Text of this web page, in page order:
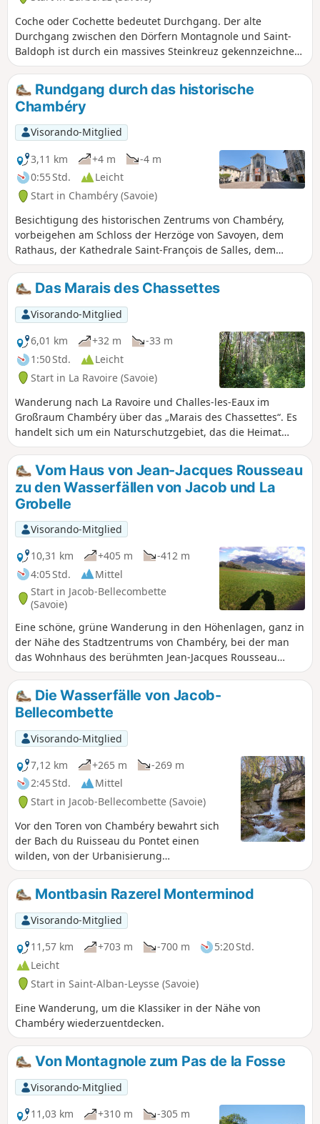
Coche oder Cochette bedeutet Durchgang. Der alte
Durchgang zwischen den Dörfern Montagnole und Saint-
Baldoph ist durch ein massives Steinkreuz gekennzeichnet.
Informationstafeln entlang des Weges. Panoramablick vom
Gipfel und beim Abstieg über den Grat.
Rundgang durch das historische
Chambéry
Visorando-Mitglied
3,11 km
+4 m
-4 m
0:55 Std.
Leicht
Start in Chambéry (Savoie)
Besichtigung des historischen Zentrums von Chambéry,
vorbeigehen am Schloss der Herzöge von Savoyen, dem
Rathaus, der Kathedrale Saint-François de Salles, dem
Museum der Schönen Künste ... und kleinen originellen
Fußgängerpassagen. Sehr angenehme Route.
Das Marais des Chassettes
Visorando-Mitglied
6,01 km
+32 m
-33 m
1:50 Std.
Leicht
Start in La Ravoire (Savoie)
Wanderung nach La Ravoire und Challes-les-Eaux im
Großraum Chambéry über das „Marais des Chassettes“. Es
handelt sich um ein Naturschutzgebiet, das die Heimat
zahlreicher lokaler Tier- und Pflanzenarten ist. Dort finden
Sie das Biotop wieder, das hier einst existierte: das der
Sumpfgebiete in den Talsohlen der Alpen. Es bietet sich
auch die Gelegenheit, das Freizeitzentrum von Challes-les-
Eaux sowie den Kirchhügel und den neuen Ortsteil von La
Ravoire zu erkunden.
Vom Haus von Jean-Jacques Rousseau
zu den Wasserfällen von Jacob und La
Grobelle
Visorando-Mitglied
10,31 km
+405 m
-412 m
4:05 Std.
Mittel
Start in Jacob-Bellecombette
(Savoie)
Eine schöne, grüne Wanderung in den Höhenlagen, ganz in
der Nähe des Stadtzentrums von Chambéry, bei der man
das Wohnhaus des berühmten Jean-Jacques Rousseau
besichtigen und die Wasserfälle des Bachs du Pontet
erkunden kann. Diese Wanderung führt durch die Gebiete
von Jacob-Bellecombette, Chambéry und Barberaz und
verläuft bis an die Grenze der Gemeinde Montagnole. Trotz
der Nähe zur Großstadt verläuft der größte Teil der Strecke
durch Wälder oder über Wiesen.
Die Wasserfälle von Jacob-
Bellecombette
Visorando-Mitglied
7,12 km
+265 m
-269 m
2:45 Std.
Mittel
Start in Jacob-Bellecombette (Savoie)
Vor den Toren von Chambéry bewahrt sich
der Bach du Ruisseau du Pontet einen
wilden, von der Urbanisierung
umschlossenen Verlauf mit seinen
Wasserfällen und Schluchten, die eine
interessante Wanderung ermöglichen, die
sich auf dem Hang der Grobelle fortsetzt
und Ausblicke auf das Chambéry-Becken
bietet. Der Rückweg führt aufgrund der
örtlichen Gegebenheiten zwangsläufig über
einige Straßenabschnitte.
Montbasin Razerel Monterminod
Visorando-Mitglied
11,57 km
+703 m -700 m
5:20 Std.
Leicht
Start in Saint-Alban-Leysse (Savoie)
Eine Wanderung, um die Klassiker in der Nähe von
Chambéry wiederzuentdecken.
Von Montagnole zum Pas de la Fosse
Visorando-Mitglied
11,03 km
+310 m
-305 m